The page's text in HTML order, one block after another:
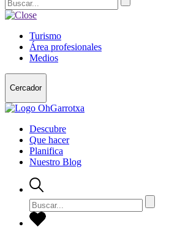
Turismo
Área profesionales
Medios
Cercador
Descubre
Que hacer
Planifica
Nuestro Blog